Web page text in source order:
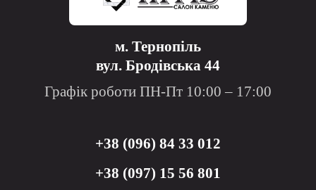
м. Тернопіль
вул. Бродівська 44
Графік роботи ПН-Пт 10:00 – 17:00
+38 (096) 84 33 012
+38 (097) 15 56 801